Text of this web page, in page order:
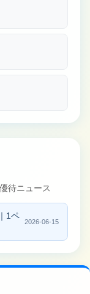
待ニュース
1ペ
2026-06-15